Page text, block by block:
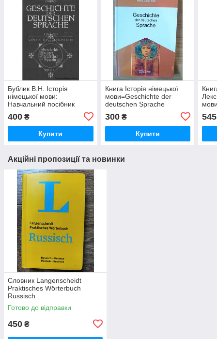
Бублик В.Н. Історія
німецької мови:
Навчальний посібник
400 ₴
Купити
Книга Історія німецької
мови=Geschichte der
deutschen Sprache
Левицький
300₴
Купити
545
Акційні пропозиції та новинки
Словник Langenscheidt
Praktisches Wörterbuch
Russisch
Готово до відправки
450 ₴